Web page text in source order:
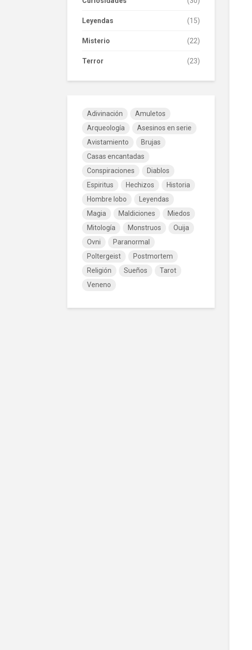
Leyendas (15)
Misterio (22)
Terror (23)
Adivinación
Amuletos
Arqueología
Asesinos en serie
Avistamiento
Brujas
Casas encantadas
Conspiraciones
Diablos
Espiritus
Hechizos
Historia
Hombre lobo
Leyendas
Magia
Maldiciones
Miedos
Mitología
Monstruos
Ouija
Ovni
Paranormal
Poltergeist
Postmortem
Religión
Sueños
Tarot
Veneno